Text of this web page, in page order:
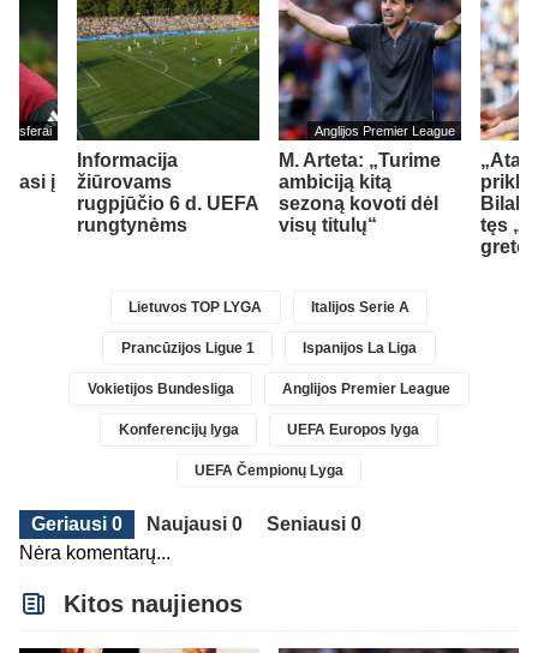
į
Informacija
žiūrovams
rugpjūčio 6 d. UEFA
rungtynėms
Anglijos Premier League
M. Arteta: „Turime
ambiciją kitą
sezoną kovoti dėl
visų titulų“
Bilal
tęs
Lietuvos TOP LYGA Italijos Serie A
Prancūzijos Ligue 1 Ispanijos La Liga
Vokietijos Bundesliga Anglijos Premier League
Konferencijų lyga UEFA Europos lyga
UEFA Čempionų Lyga
Geriausi 0 Naujausi 0
Seniausi 0
Nėra komentarų...
Kitos naujienos